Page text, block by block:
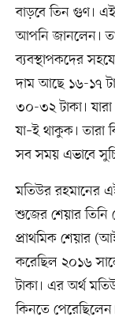
বাড়বে তিন গুণ।
আপনি জানলেন।
ব্যবস্থাপকদের
দাম আছে ১৬-১৭
৩০-৩২ টাকা।
যা–ই থাকুক। তারা
সব সময় এভাবে
মতিউর রহমানের
শুজের শেয়ার
প্রাথমিক শেয়ার
করেছিল ২০১৬
টাকা। এর অর্থ
কিনতে